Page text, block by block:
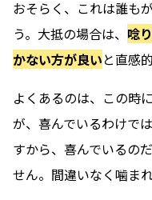
おそらく、これは誰もが
う。大抵の場合は、 唸
かない方が良いと直感
よくあるのは、この時
が、喜んでいるわけで
すから、喜んでいるの
せん。間違いなく噛ま